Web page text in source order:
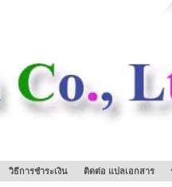
วิธีการชำระเงิน ติดต่อ แปลเอกสาร